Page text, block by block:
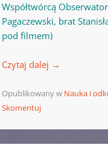
Współtwórcą
Pagaczewski, brat
pod filmem)
Czytaj dalej →
Opublikowany w Nauka i
Skomentuj